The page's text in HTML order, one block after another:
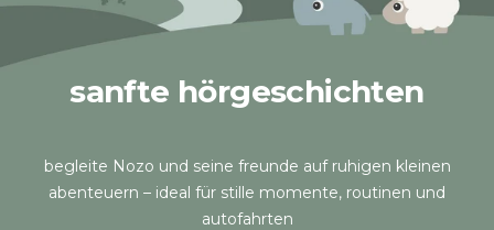
sanfte hörgeschichten
begleite Nozo und seine freunde auf ruhigen kleinen
abenteuern – ideal für stille momente, routinen und
autofahrten